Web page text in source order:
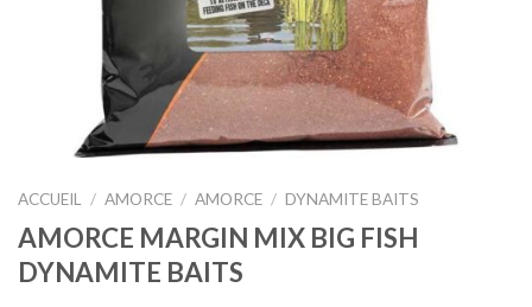
ACCUEIL / AMORCE / AMORCE / DYNAMITE BAITS
AMORCE MARGIN MIX BIG FISH
DYNAMITE BAITS